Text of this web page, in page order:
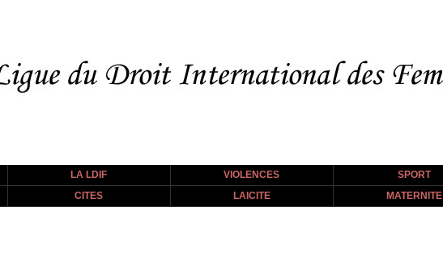
LA LDIF VIOLENCES SPORT
CITES LAICITE MATERNITE